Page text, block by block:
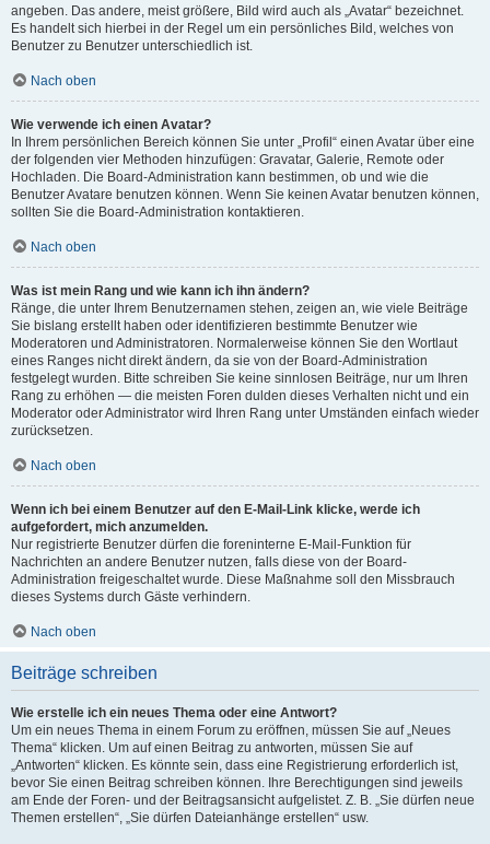
angeben. Das andere, meist größere, Bild wird auch als „Avatar“ bezeichnet.
Es handelt sich hierbei in der Regel um ein persönliches Bild, welches von
Benutzer zu Benutzer unterschiedlich ist.
Nach oben
Wie verwende ich einen Avatar?
In Ihrem persönlichen Bereich können Sie unter „Profil“ einen Avatar über eine
der folgenden vier Methoden hinzufügen: Gravatar, Galerie, Remote oder
Hochladen. Die Board-Administration kann bestimmen, ob und wie die
Benutzer Avatare benutzen können. Wenn Sie keinen Avatar benutzen können,
sollten Sie die Board-Administration kontaktieren.
Nach oben
Was ist mein Rang und wie kann ich ihn ändern?
Ränge, die unter Ihrem Benutzernamen stehen, zeigen an, wie viele Beiträge
Sie bislang erstellt haben oder identifizieren bestimmte Benutzer wie
Moderatoren und Administratoren. Normalerweise können Sie den Wortlaut
eines Ranges nicht direkt ändern, da sie von der Board-Administration
festgelegt wurden. Bitte schreiben Sie keine sinnlosen Beiträge, nur um Ihren
Rang zu erhöhen — die meisten Foren dulden dieses Verhalten nicht und ein
Moderator oder Administrator wird Ihren Rang unter Umständen einfach wieder
zurücksetzen.
Nach oben
Wenn ich bei einem Benutzer auf den E-Mail-Link klicke, werde ich
aufgefordert, mich anzumelden.
Nur registrierte Benutzer dürfen die foreninterne E-Mail-Funktion für
Nachrichten an andere Benutzer nutzen, falls diese von der Board-
Administration freigeschaltet wurde. Diese Maßnahme soll den Missbrauch
dieses Systems durch Gäste verhindern.
Nach oben
Beiträge schreiben
Wie erstelle ich ein neues Thema oder eine Antwort?
Um ein neues Thema in einem Forum zu eröffnen, müssen Sie auf „Neues
Thema“ klicken. Um auf einen Beitrag zu antworten, müssen Sie auf
„Antworten“ klicken. Es könnte sein, dass eine Registrierung erforderlich ist,
bevor Sie einen Beitrag schreiben können. Ihre Berechtigungen sind jeweils
am Ende der Foren- und der Beitragsansicht aufgelistet. Z. B. „Sie dürfen neue
Themen erstellen“, „Sie dürfen Dateianhänge erstellen“ usw.